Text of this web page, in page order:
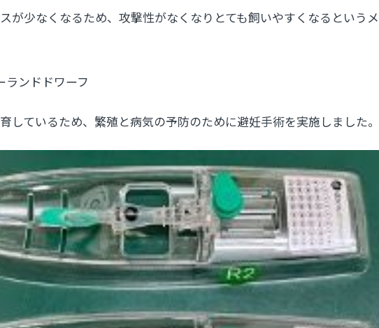
が少なくなるため、攻撃性がなくなりとても飼いやすくなるという
ランドドワーフ
しているため、繁殖と病気の予防のために避妊手術を実施しました。